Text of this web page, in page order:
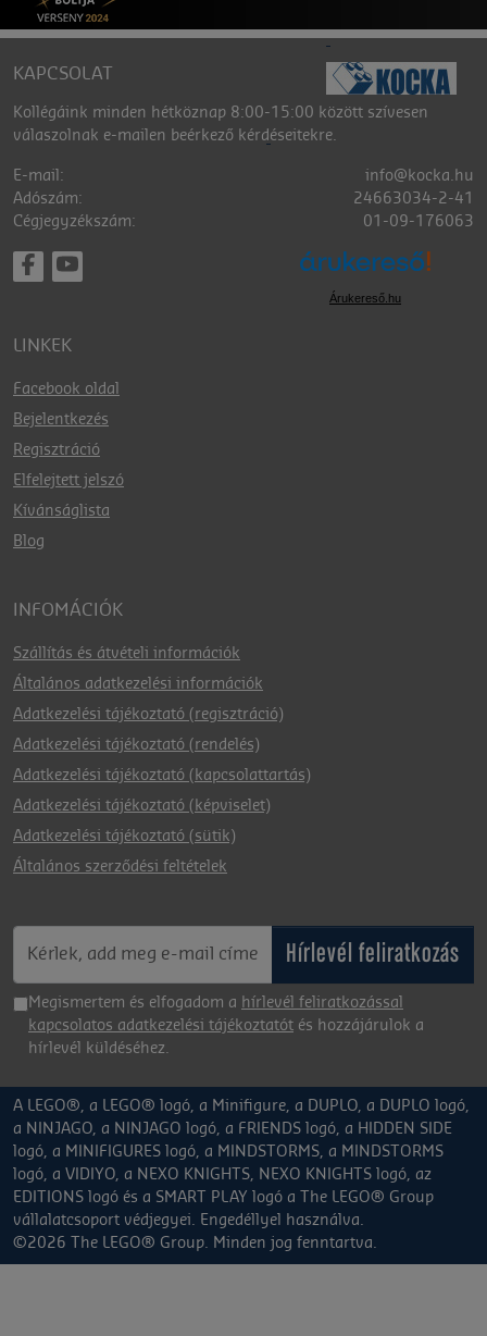
KAPCSOLAT
Kollégáink minden hétköznap 8:00-15:00 között szívesen
válaszolnak e-mailen beérkező kérdéseitekre.
E-mail:
info@kocka.hu
Adószám:
24663034-2-41
Cégjegyzékszám:
01-09-176063
Árukereső.hu
LINKEK
Facebook oldal
Bejelentkezés
Regisztráció
Elfelejtett jelszó
Kívánságlista
Blog
INFOMÁCIÓK
Szállítás és átvételi információk
Általános adatkezelési információk
Adatkezelési tájékoztató (regisztráció)
Adatkezelési tájékoztató (rendelés)
Adatkezelési tájékoztató (kapcsolattartás)
Adatkezelési tájékoztató (képviselet)
Adatkezelési tájékoztató (sütik)
Általános szerződési feltételek
Hírlevél feliratkozás
Megismertem és elfogadom a hírlevél feliratkozással
kapcsolatos adatkezelési tájékoztatót és hozzájárulok a
hírlevél küldéséhez.
A LEGO®, a LEGO® logó, a Minifigure, a DUPLO, a DUPLO logó,
a NINJAGO, a NINJAGO logó, a FRIENDS logó, a HIDDEN SIDE
logó, a MINIFIGURES logó, a MINDSTORMS, a MINDSTORMS
logó, a VIDIYO, a NEXO KNIGHTS, NEXO KNIGHTS logó, az
EDITIONS logó és a SMART PLAY logó a The LEGO® Group
vállalatcsoport védjegyei. Engedéllyel használva.
©2026 The LEGO® Group. Minden jog fenntartva.